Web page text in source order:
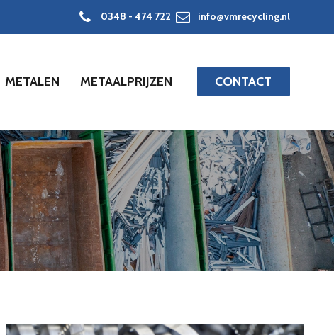
0348 - 474 722 info@vmrecycling.nl
METALEN METAALPRIJZEN CONTACT